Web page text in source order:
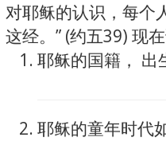
对耶稣的认识，每个
这经。” (约五39) 现
耶稣的国籍， 出
耶稣的童年时代